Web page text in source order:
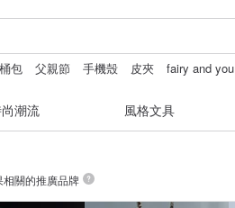
包 父親節 手機殼 皮夾 fairy and you
潮流 風格文具
關的推廣品牌